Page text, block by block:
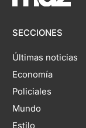
SECCIONES
Últimas noticias
Economía
Policiales
Mundo
Estilo